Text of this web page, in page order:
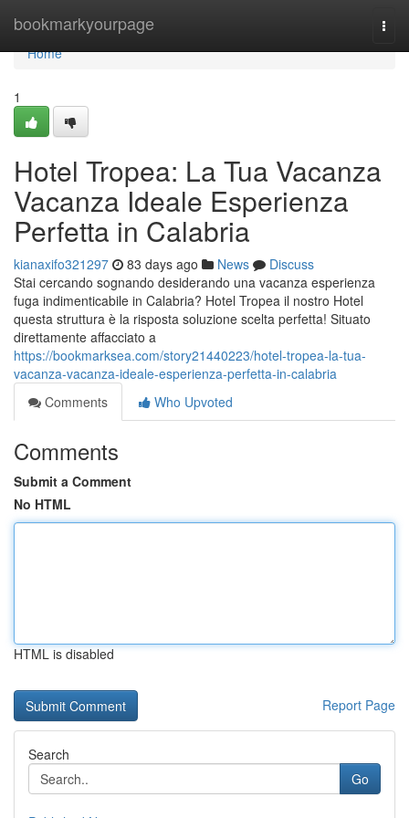
bookmarkyourpage
Home
Home
1
Hotel Tropea: La Tua Vacanza
Vacanza Ideale Esperienza
Perfetta in Calabria
kianaxifo321297 83 days ago News
Discuss
Stai cercando sognando desiderando una vacanza esperienza
fuga indimenticabile in Calabria? Hotel Tropea il nostro Hotel
questa struttura è la risposta soluzione scelta perfetta! Situato
direttamente affacciato a
https://bookmarksea.com/story21440223/hotel-tropea-la-tua-
vacanza-vacanza-ideale-esperienza-perfetta-in-calabria
Comments
Who Upvoted
Comments
Submit a Comment
No HTML
HTML is disabled
Report Page
Search
Go